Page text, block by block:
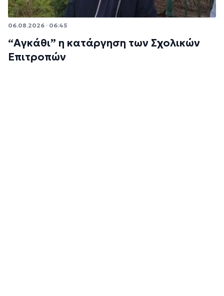
06.08.2026 · 06:45
“Αγκάθι” η κατάργηση των Σχολικών
Επιτροπών